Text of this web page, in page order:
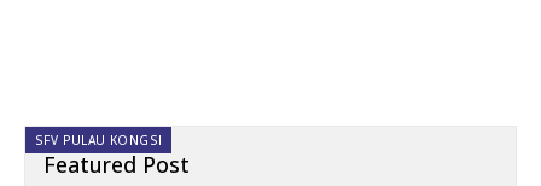
Featured Post
SFV PULAU KONGSI